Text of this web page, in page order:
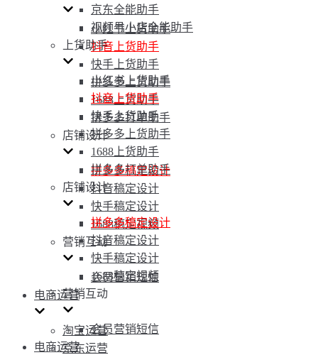
小红书上货助手
抖音上货助手
快手上货助手
拼多多上货助手
1688上货助手
拼多多打单助手
店铺设计
拼多多稿定设计
抖音稿定设计
快手稿定设计
1688稿定视频
营销互动
会员营销短信
电商运营
淘宝运营
京东运营
京东全能助手
视频号小店全能助手
上货助手
小红书上货助手
抖音上货助手
快手上货助手
拼多多上货助手
1688上货助手
拼多多打单助手
店铺设计
拼多多稿定设计
抖音稿定设计
快手稿定设计
1688稿定视频
营销互动
会员营销短信
电商运营